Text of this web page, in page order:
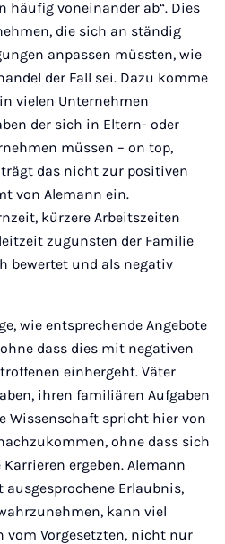
häufig voneinander ab“. Dies
die sich an ständig
anpassen müssten, wie
der Fall sei. Dazu komme
vielen Unternehmen
der sich in Eltern- oder
müssen – on top,
das nicht zur positiven
von Alemann ein.
kürzere Arbeitszeiten
zugunsten der Familie
bewertet und als negativ
wie entsprechende Angebote
dass dies mit negativen
einhergeht. Väter
ihren familiären Aufgaben
Wissenschaft spricht hier von
ohne dass sich
ergeben. Alemann
ausgesprochene Erlaubnis,
kann viel
vom Vorgesetzten, nicht nur